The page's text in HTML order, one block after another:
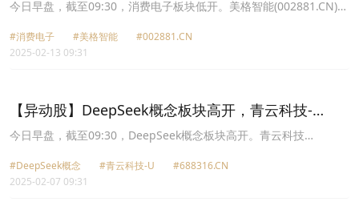
今日早盘，截至09:30，消费电子板块低开。美格智能(002881.CN)跌
智能(832876.CN)跌3.55%报28.25元，雷柏科技(002577.CN)跌
3.35%报24.55元，华勤技术(603296.CN)跌3.24%报86.67元，光大
#消费电子 #美格智能
#002881.CN
2025-02-13 09:31
【异动股】DeepSeek概念板块高开，青云科技-
U(688316.CN)涨20.0%
今日早盘，截至09:30，DeepSeek概念板块高开。青云科技
19.98%报23.9元，首都在线(300846.CN)涨14.65%报17.69元，安凯
微(688620.CN)涨10.06%报19.8元，杭钢股份(600126.CN)涨10.02%
#DeepSeek概念 #青云科技-U
#688316.CN
2025-02-07 09:31